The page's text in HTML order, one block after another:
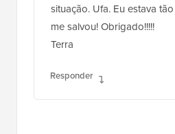
situação. Ufa. Eu estava
me salvou! Obrigado!!!!!
Terra
Responder